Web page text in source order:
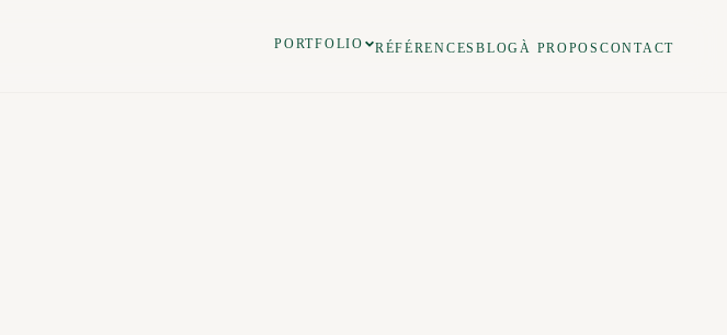
PORTFOLIO RÉFÉRENCESBLOG À PROPOS CONTACT